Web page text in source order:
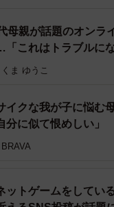
母親が話題のオンラ
「これはトラブルに
くま ゆうこ
イクな我が子に悩む
分に似て恨めしい」
BRAVA
ットゲームをして